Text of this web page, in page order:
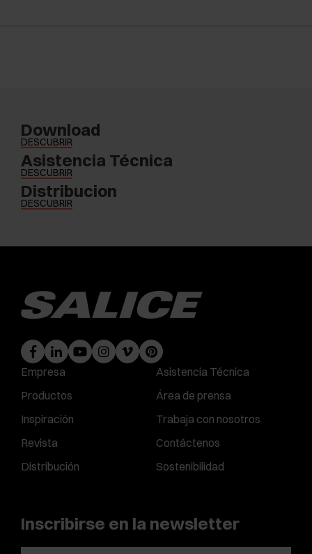
Download
DESCUBRIR
Asistencia Técnica
DESCUBRIR
Distribucion
DESCUBRIR
Empresa
Productos
Inspiración
Revista
Distribución
Asistencia Técnica
Área de prensa
Trabaja con nosotros
Contáctenos
Sostenibilidad
Inscribirse en la newsletter